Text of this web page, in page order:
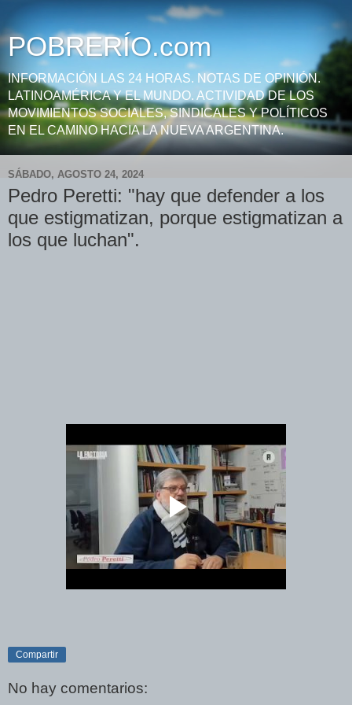
POBRERÍO.com
INFORMACIÓN LAS 24 HORAS. NOTAS DE OPINIÓN.
LATINOAMÉRICA Y EL MUNDO. ACTIVIDAD DE LOS
MOVIMIENTOS SOCIALES, SINDICALES Y POLÍTICOS
EN EL CAMINO HACIA LA NUEVA ARGENTINA.
SÁBADO, AGOSTO 24, 2024
Pedro Peretti: "hay que defender a los
que estigmatizan, porque estigmatizan a
los que luchan".
Compartir
No hay comentarios: